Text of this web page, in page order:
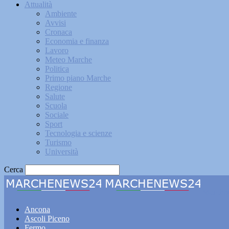
Attualità
Ambiente
Avvisi
Cronaca
Economia e finanza
Lavoro
Meteo Marche
Politica
Primo piano Marche
Regione
Salute
Scuola
Sociale
Sport
Tecnologia e scienze
Turismo
Università
Cerca
Ancona
Ascoli Piceno